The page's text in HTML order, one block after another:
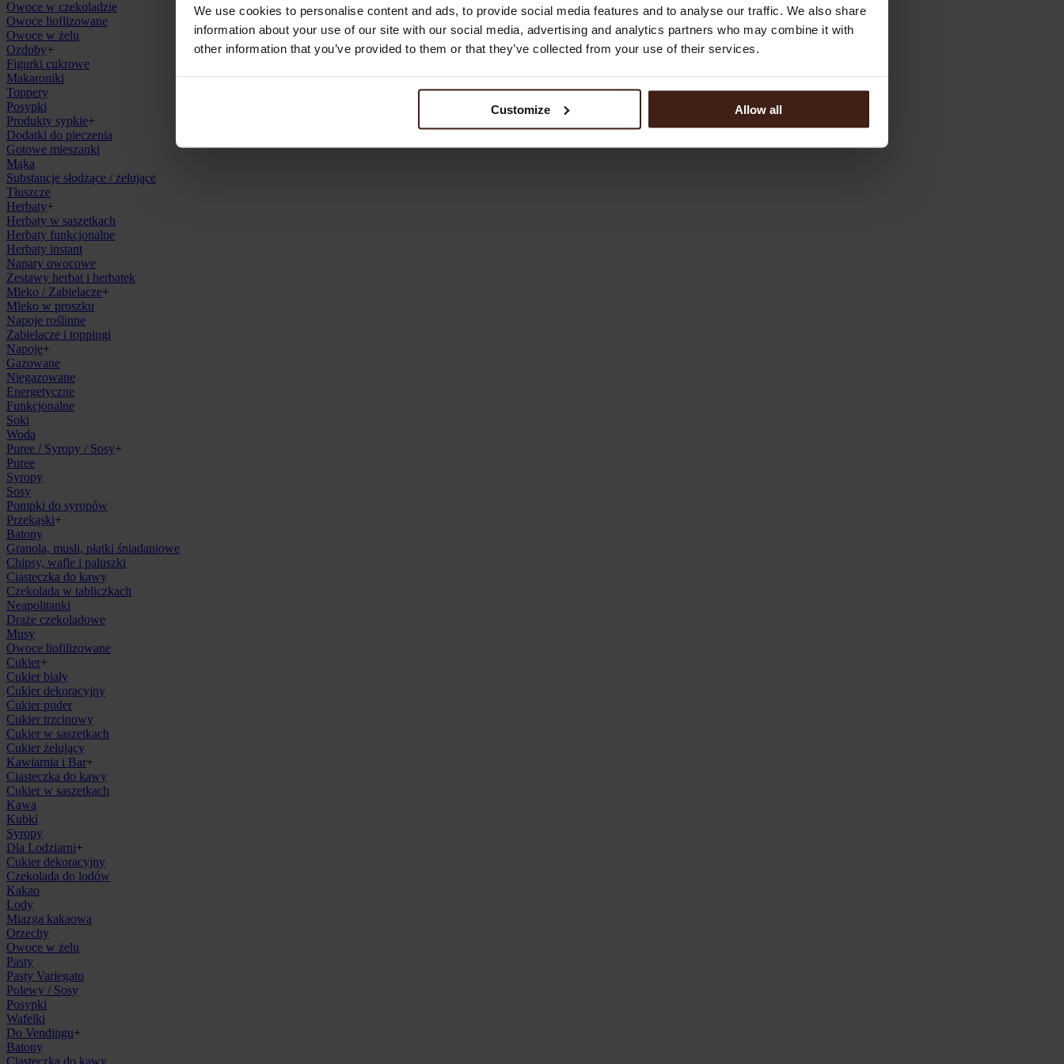
We use cookies to personalise content and ads, to provide social media features and to analyse our traffic. We also share
information about your use of our site with our social media, advertising and analytics partners who may combine it with
other information that you’ve provided to them or that they’ve collected from your use of their services.
Customize Allow all
Owoce w czekoladzie
Owoce lioflizowane
Owoce w żelu
Ozdoby+
Figurki cukrowe
Makaroniki
Toppery
Posypki
Produkty sypkie+
Dodatki do pieczenia
Gotowe mieszanki
Mąka
Substancje słodzące / żelujące
Tłuszcze
Herbaty+
Herbaty w saszetkach
Herbaty funkcjonalne
Herbaty instant
Napary owocowe
Zestawy herbat i herbatek
Mleko / Zabielacze+
Mleko w proszku
Napoje roślinne
Zabielacze i toppingi
Napoje+
Gazowane
Niegazowane
Energetyczne
Funkcjonalne
Soki
Woda
Puree / Syropy / Sosy+
Puree
Syropy
Sosy
Pompki do syropów
Przekąski+
Batony
Granola, musli, płatki śniadaniowe
Chipsy, wafle i paluszki
Ciasteczka do kawy
Czekolada w tabliczkach
Neapolitanki
Draże czekoladowe
Musy
Owoce liofilizowane
Cukier+
Cukier biały
Cukier dekoracyjny
Cukier puder
Cukier trzcinowy
Cukier w saszetkach
Cukier żelujący
Kawiarnia i Bar+
Ciasteczka do kawy
Cukier w saszetkach
Kawa
Kubki
Syropy
Dla Lodziarni+
Cukier dekoracyjny
Czekolada do lodów
Kakao
Lody
Miazga kakaowa
Orzechy
Owoce w żelu
Pasty
Pasty Variegato
Polewy / Sosy
Posypki
Wafelki
Do Vendingu+
Batony
Ciasteczka do kawy